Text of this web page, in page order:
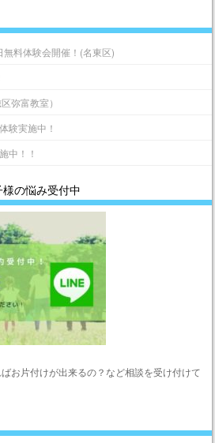
料体験会開催！(名東区)
弥富教室）
験実施中！
中！！
様の悩み受付中
お片付けが出来るの？など相談を受け付けて